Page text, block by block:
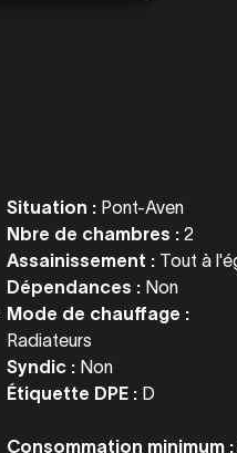
Situation : Pont-Aven
Nbre de chambres :2
Assainissement : Tout à
Dépendances : Non
Mode de chauffage :
Radiateurs
Syndic : Non
Étiquette DPE : D
Consommation minimum